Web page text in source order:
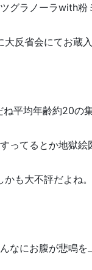
グラノーラwith粉
大反省会にてお蔵
ね平均年齢約20の
ってるとか地獄絵
かも大不評だよね。
なにお腹が悲鳴を